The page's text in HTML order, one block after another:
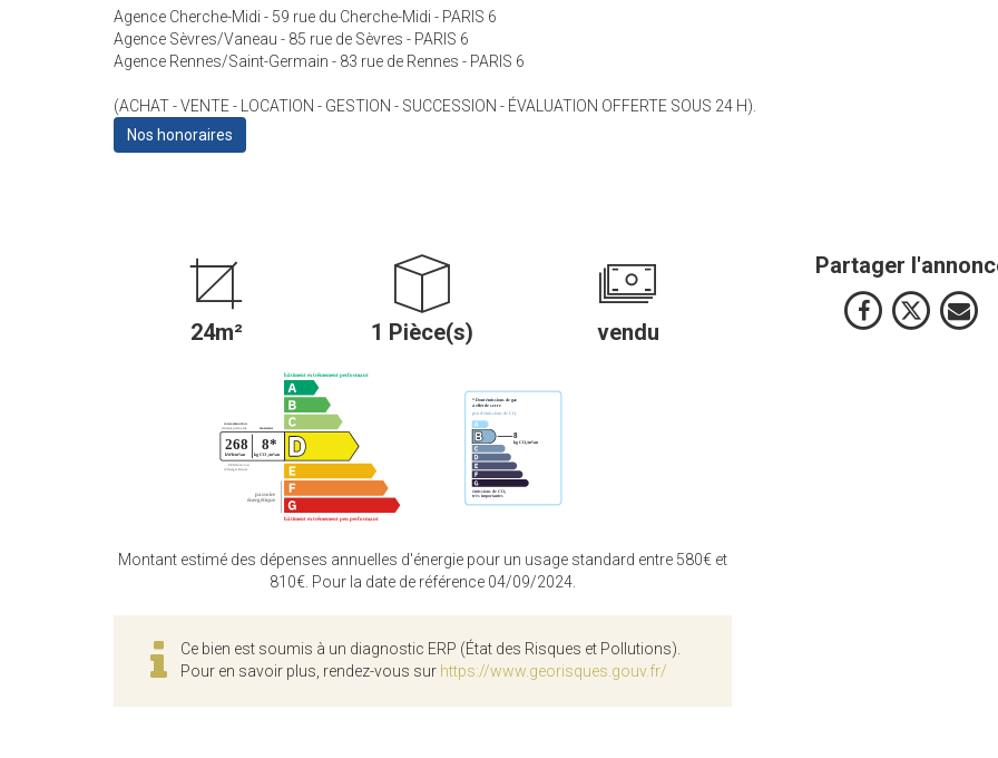
Agence Cherche-Midi - 59 rue du Cherche-Midi - PARIS 6
Agence Sèvres/Vaneau - 85 rue de Sèvres - PARIS 6
Agence Rennes/Saint-Germain - 83 rue de Rennes - PARIS 6
(ACHAT - VENTE - LOCATION - GESTION - SUCCESSION - ÉVALUATION OFFERTE SOUS 24 H).
Nos honoraires
24m² 1 Pièce(s) vendu
Montant estimé des dépenses annuelles d'énergie pour un usage standard entre 580€ et
810€. Pour la date de référence 04/09/2024.
Ce bien est soumis à un diagnostic ERP (État des Risques et Pollutions).
Pour en savoir plus, rendez-vous sur https://www.georisques.gouv.fr/
Partager